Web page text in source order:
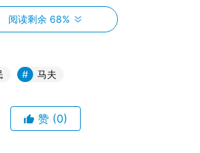
近于无。基本上每个矿洞里都会躺着
运费八百，而矿老板没有一点损失。
，以及敲诈。
水的工人们为了生活下去而冒着死亡
没有高雅这种词汇，唯一的娱乐就是
阅读剩余 68%
马夫
赞 (0)